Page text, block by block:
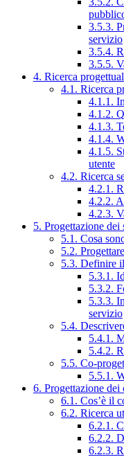
3.5.3.
servizio
3.5.4.
3.5.5.
4. Ricerca
4.1. Ricerca
4.1.1.
4.1.2.
4.1.3.
4.1.4.
4.1.5.
utente
4.2. Ricerca
4.2.1.
4.2.2.
4.2.3.
5. Progettazione dei
5.1. Cosa
5.2.
5.3. Definire
5.3.1.
5.3.2.
5.3.3.
servizio
5.4.
5.4.1.
5.4.2.
5.5. Co-
5.5.1.
6. Progettazione dei
6.1. Cos’è il
6.2. Ricerca
6.2.1.
6.2.2.
6.2.3.